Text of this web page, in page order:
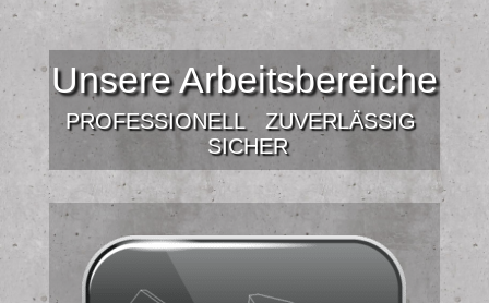
Unsere Arbeitsbereiche
PROFESSIONELLZUVERLÄSSIG
SICHER